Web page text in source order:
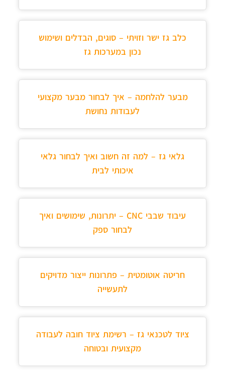
כלב גז ישר וזויתי – סוגים, הבדלים ושימוש
נכון במערכות גז
מבער להלחמה – איך לבחור מבער מקצועי
לעבודות נחושת
גלאי גז – למה זה חשוב ואיך לבחור גלאי
איכותי לבית
עיבוד שבבי CNC – יתרונות, שימושים ואיך
לבחור ספק
חריטה אוטומטית – פתרונות ייצור מדויקים
לתעשייה
ציוד לטכנאי גז – רשימת ציוד חובה לעבודה
מקצועית ובטוחה